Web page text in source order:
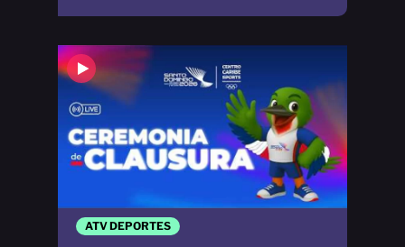
ATV DEPORTES